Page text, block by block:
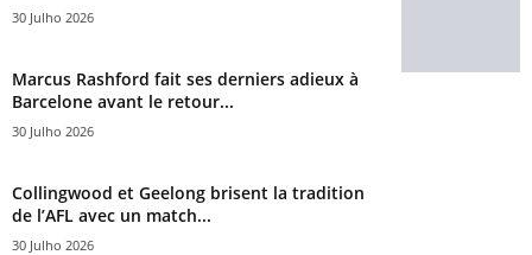
30 Julho 2026
Marcus Rashford fait ses derniers adieux à
Barcelone avant le retour...
30 Julho 2026
Collingwood et Geelong brisent la tradition
de l’AFL avec un match...
30 Julho 2026